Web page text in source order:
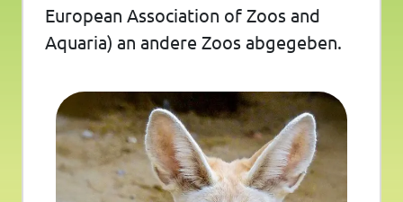
European Association of Zoos and
Aquaria) an andere Zoos abgegeben.